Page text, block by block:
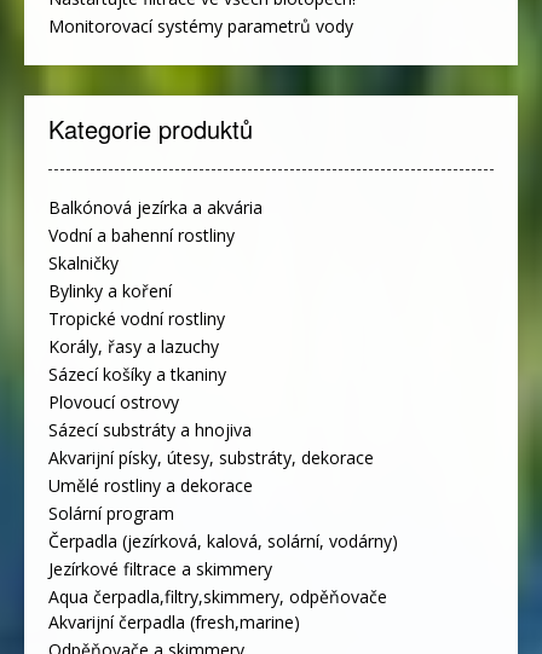
Monitorovací systémy parametrů vody
Kategorie produktů
Balkónová jezírka a akvária
Vodní a bahenní rostliny
Skalničky
Bylinky a koření
Tropické vodní rostliny
Korály, řasy a lazuchy
Sázecí košíky a tkaniny
Plovoucí ostrovy
Sázecí substráty a hnojiva
Akvarijní písky, útesy, substráty, dekorace
Umělé rostliny a dekorace
Solární program
Čerpadla (jezírková, kalová, solární, vodárny)
Jezírkové filtrace a skimmery
Aqua čerpadla,filtry,skimmery, odpěňovače
Akvarijní čerpadla (fresh,marine)